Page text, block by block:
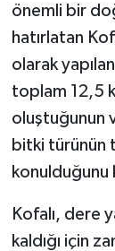
önemli bir
hatırlatan
olarak
toplam 12,5
oluştuğunun
bitki türünün
Kofalı, dere
kaldığı için